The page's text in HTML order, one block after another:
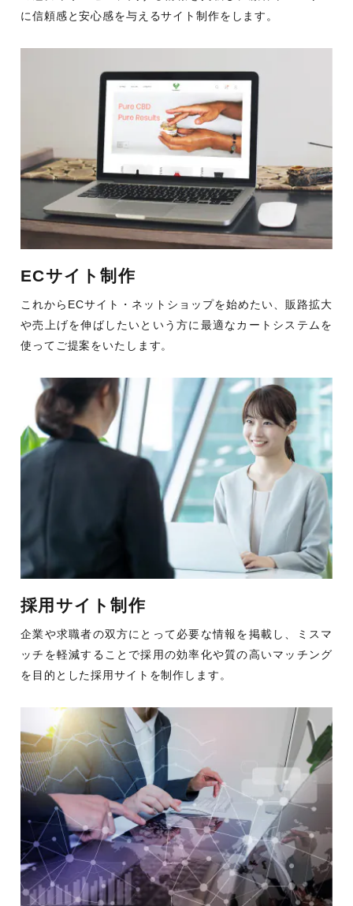
に信頼感と安心感を与えるサイト制作をします。
ECサイト制作
これからECサイト・ネットショップを始めたい、販路拡大
や売上げを伸ばしたいという方に最適なカートシステムを
使ってご提案をいたします。
採用サイト制作
企業や求職者の双方にとって必要な情報を掲載し、ミスマ
ッチを軽減することで採用の効率化や質の高いマッチング
を目的とした採用サイトを制作します。